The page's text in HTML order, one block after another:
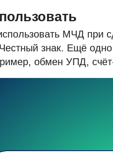
МЧД при
знак. Ещё одно
обмен УПД,